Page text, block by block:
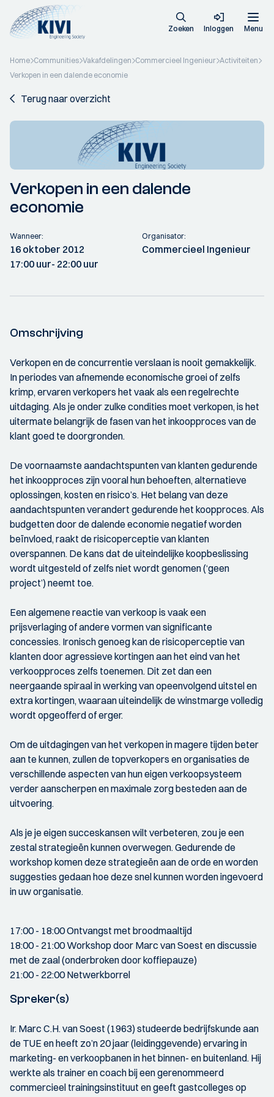
Zoeken Inloggen Menu
Home Communities Vakafdelingen Commercieel Ingenieur Activiteiten
Verkopen in een dalende economie
Terug naar overzicht
Verkopen in een dalende
economie
Wanneer:
16 oktober 2012
17:00 uur- 22:00 uur
Organisator:
Commercieel Ingenieur
Omschrijving
Verkopen en de concurrentie verslaan is nooit gemakkelijk.
In periodes van afnemende economische groei of zelfs
krimp, ervaren verkopers het vaak als een regelrechte
uitdaging. Als je onder zulke condities moet verkopen, is het
uitermate belangrijk de fasen van het inkoopproces van de
klant goed te doorgronden.
De voornaamste aandachtspunten van klanten gedurende
het inkoopproces zijn vooral hun behoeften, alternatieve
oplossingen, kosten en risico’s. Het belang van deze
aandachtspunten verandert gedurende het koopproces. Als
budgetten door de dalende economie negatief worden
beïnvloed, raakt de risicoperceptie van klanten
overspannen. De kans dat de uiteindelijke koopbeslissing
wordt uitgesteld of zelfs niet wordt genomen (‘geen
project’) neemt toe.
Een algemene reactie van verkoop is vaak een
prijsverlaging of andere vormen van significante
concessies. Ironisch genoeg kan de risicoperceptie van
klanten door agressieve kortingen aan het eind van het
verkoopproces zelfs toenemen. Dit zet dan een
neergaande spiraal in werking van opeenvolgend uitstel en
extra kortingen, waaraan uiteindelijk de winstmarge volledig
wordt opgeofferd of erger.
Om de uitdagingen van het verkopen in magere tijden beter
aan te kunnen, zullen de topverkopers en organisaties de
verschillende aspecten van hun eigen verkoopsysteem
verder aanscherpen en maximale zorg besteden aan de
uitvoering.
Als je je eigen succeskansen wilt verbeteren, zou je een
zestal strategieën kunnen overwegen. Gedurende de
workshop komen deze strategieën aan de orde en worden
suggesties gedaan hoe deze snel kunnen worden ingevoerd
in uw organisatie.
17:00 - 18:00 Ontvangst met broodmaaltijd
18:00 - 21:00 Workshop door Marc van Soest en discussie
met de zaal (onderbroken door koffiepauze)
21:00 - 22:00 Netwerkborrel
Spreker(s)
Ir. Marc C.H. van Soest (1963) studeerde bedrijfskunde aan
de TUE en heeft zo’n 20 jaar (leidinggevende) ervaring in
marketing- en verkoopbanen in het binnen- en buitenland. Hij
werkte als trainer en coach bij een gerenommeerd
commercieel trainingsinstituut en geeft gastcolleges op